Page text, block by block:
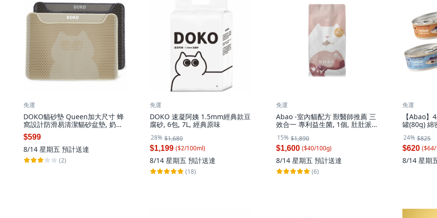
免運
DOKO貓砂墊 Queen加大尺寸 蜂
窩設計防滑易清潔貓砂盆墊, 奶茶
色, 1個
$599
8/14 星期五 預計送達
(2)
免運
DOKO 速凝阿姨 1.5mm經典款豆
腐砂, 6包, 7L, 經典原味
28% $1,680
$1,199 ($2/100ml)
8/14 星期五 預計送達
(18)
免運
Abao -室內貓配方 獸醫師推薦 三
效合一 專利益生菌, 1個, 肚肚派
15% $1,890
$1,600 ($40/100g)
8/14 星期五 預計送達
(6)
免運
【Abao】
罐(80g) 綿
TUTU土魠
*12, 960g,
24% $825
$620 ($64/
8/14 星期